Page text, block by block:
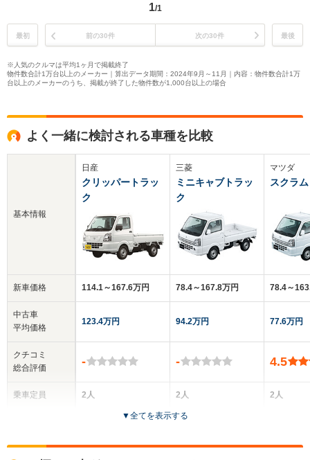
1/1
最初 前の30件 次の30件 最後
※人気のクルマは平均1ヶ月で掲載終了
物件数合計1万台以上のメーカー｜算出データ期間：2024年9月～11月｜内容：物件数合計1万
台以上のメーカーのうち、掲載が終了した物件数が1,000台以上の場合
よく一緒に検討される車種を比較
基本情報
新車価格
中古車
平均価格
クチコミ
総合評価
乗車定員
日産
クリッパートラッ
ク
114.1～167.6万円
123.4万円
-
2人
三菱
ミニキャブトラッ
ク
78.4～167.8万円
94.2万円
-
2人
2ドア
マツダ
スクラ
78.4～
77.6万円
4.5
2人
▼全てを表示する